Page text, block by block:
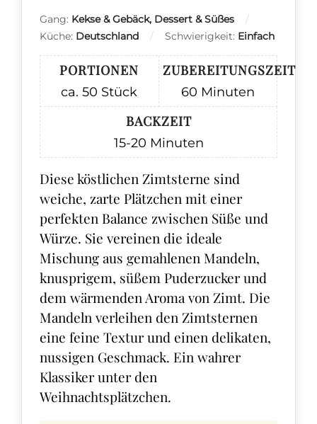
Gang: Kekse & Gebäck, Dessert & Süßes
Küche: Deutschland Schwierigkeit: Einfach
PORTIONEN
ca. 50 Stück
ZUBEREITUNGSZEIT
60 Minuten
BACKZEIT
15-20 Minuten
Diese köstlichen Zimtsterne sind
weiche, zarte Plätzchen mit einer
perfekten Balance zwischen Süße und
Würze. Sie vereinen die ideale
Mischung aus gemahlenen Mandeln,
knusprigem, süßem Puderzucker und
dem wärmenden Aroma von Zimt. Die
Mandeln verleihen den Zimtsternen
eine feine Textur und einen delikaten,
nussigen Geschmack. Ein wahrer
Klassiker unter den
Weihnachtsplätzchen.